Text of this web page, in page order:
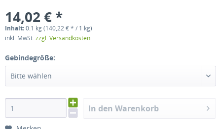
14,02 € *
Inhalt:0.1 kg (140,22 € * / 1 kg)
inkl. MwSt.zzgl. Versandkosten
Gebindegröße:
Bitte wählen
In den Warenkorb